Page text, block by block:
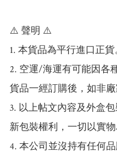
⚠️ 聲明 ⚠️
1. 本貨品為平行進口正貨
2. 空運/海運有可能因各
貨品一經訂購後，如非
3. 以上帖文內容及外盒
新包裝權利，一切以實物
4. 本公司並沒持有任何